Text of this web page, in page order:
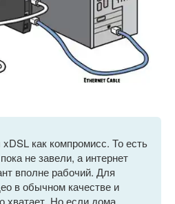
как компромисс. То есть
не завели, а интернет
вполне рабочий. Для
в обычном качестве и